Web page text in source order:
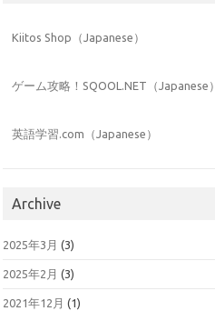
Kiitos Shop（Japanese）
ゲーム攻略！SQOOL.NET（Japanese）
英語学習.com（Japanese）
Archive
2025年3月 (3)
2025年2月 (3)
2021年12月 (1)